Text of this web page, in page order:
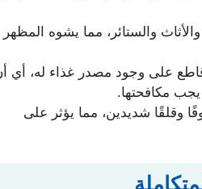
والستائر، مما يشوه المظهر
على وجود مصدر غذاء له، أي
مكافحتها.
وقلقًا شديدين، مما يؤثر على